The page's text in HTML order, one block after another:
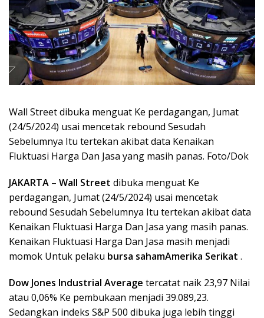
Wall Street dibuka menguat Ke perdagangan, Jumat
(24/5/2024) usai mencetak rebound Sesudah
Sebelumnya Itu tertekan akibat data Kenaikan
Fluktuasi Harga Dan Jasa yang masih panas. Foto/Dok
JAKARTA – Wall Street dibuka menguat Ke
perdagangan, Jumat (24/5/2024) usai mencetak
rebound Sesudah Sebelumnya Itu tertekan akibat data
Kenaikan Fluktuasi Harga Dan Jasa yang masih panas.
Kenaikan Fluktuasi Harga Dan Jasa masih menjadi
momok Untuk pelaku bursa sahamAmerika Serikat .
Dow Jones Industrial Average tercatat naik 23,97 Nilai
atau 0,06% Ke pembukaan menjadi 39.089,23.
Sedangkan indeks S&P 500 dibuka juga lebih tinggi